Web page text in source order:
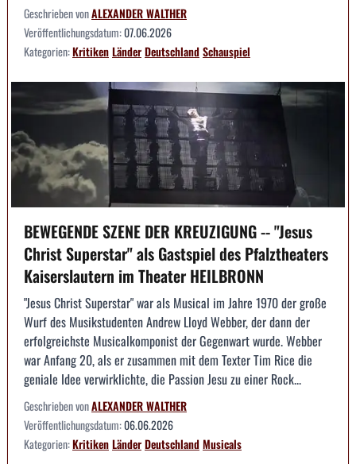
Geschrieben vonALEXANDER WALTHER
Veröffentlichungsdatum:07.06.2026
Kategorien:KritikenLänderDeutschlandSchauspiel
BEWEGENDE SZENE DER KREUZIGUNG -- "Jesus
Christ Superstar" als Gastspiel des Pfalztheaters
Kaiserslautern im Theater HEILBRONN
"Jesus Christ Superstar" war als Musical im Jahre 1970 der große
Wurf des Musikstudenten Andrew Lloyd Webber, der dann der
erfolgreichste Musicalkomponist der Gegenwart wurde. Webber
war Anfang 20, als er zusammen mit dem Texter Tim Rice die
geniale Idee verwirklichte, die Passion Jesu zu einer Rock...
Geschrieben vonALEXANDER WALTHER
Veröffentlichungsdatum:06.06.2026
Kategorien:KritikenLänderDeutschlandMusicals